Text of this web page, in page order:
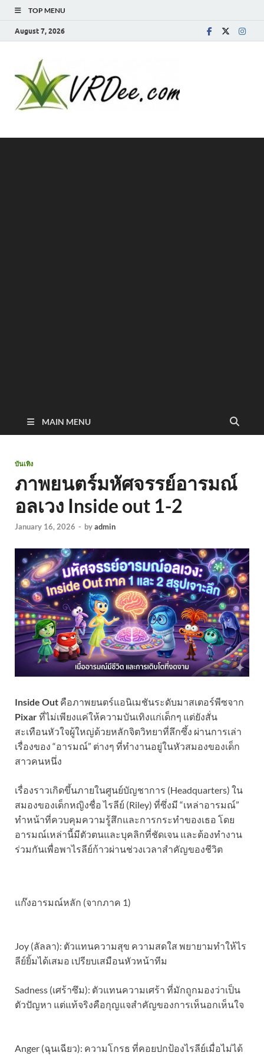
TOP MENU
August 7, 2026
MAIN MENU
บันเทิง
ภาพยนตร์มหัศจรรย์อารมณ์
อลเวง Inside out 1-2
January 16, 2026 - byadmin
Inside Out คือภาพยนตร์แอนิเมชันระดับมาสเตอร์พีซจาก
Pixarที่ไม่เพียงแค่ให้ความบันเทิงแก่เด็กๆ แต่ยังสั่น
สะเทือนหัวใจผู้ใหญ่ด้วยหลักจิตวิทยาที่ลึกซึ้ง ผ่านการเล่า
เรื่องของ “อารมณ์” ต่างๆ ที่ทำงานอยู่ในหัวสมองของเด็ก
สาวคนหนึ่ง
เรื่องราวเกิดขึ้นภายในศูนย์บัญชาการ (Headquarters) ใน
สมองของเด็กหญิงชื่อ ไรลีย์ (Riley) ที่ซึ่งมี “เหล่าอารมณ์”
ทำหน้าที่ควบคุมความรู้สึกและการกระทำของเธอ โดย
อารมณ์เหล่านี้มีตัวตนและบุคลิกที่ชัดเจน และต้องทำงาน
ร่วมกันเพื่อพาไรลีย์ก้าวผ่านช่วงเวลาสำคัญของชีวิต
​แก๊งอารมณ์หลัก (จากภาค 1)
Joy (ลัลลา): ตัวแทนความสุข ความสดใส พยายามทำให้ไร
ลีย์ยิ้มได้เสมอ เปรียบเสมือนหัวหน้าทีม
​Sadness (เศร้าซึม): ตัวแทนความเศร้า ที่มักถูกมองว่าเป็น
ตัวปัญหา แต่แท้จริงคือกุญแจสำคัญของการเห็นอกเห็นใจ
Anger (ฉุนเฉียว): ความโกรธ ที่คอยปกป้องไรลีย์เมื่อไม่ได้